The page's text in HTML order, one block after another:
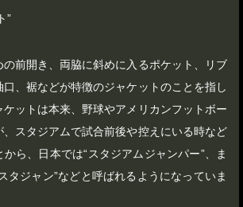
”
の前開き、両脇に斜めに入るポケット、リブ
、裾などが特徴のジャケットのことを指し
ケットは本来、野球やアメリカンフットボー
、スタジアムで試合前後や控えにいる時など
ら、日本では“スタジアムジャンパー”、ま
タジャン”などと呼ばれるようになっていま